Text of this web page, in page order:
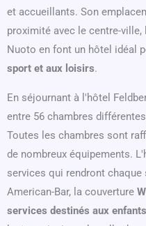
et accueillants. Son
proximité avec le centre-
Nuoto en font un hôtel idéal
sport et aux loisirs.
En séjournant à l'hôtel
entre 56 chambres
Toutes les chambres sont
de nombreux équipements.
services qui rendront
American-Bar, la couverture
services destinés aux enfants